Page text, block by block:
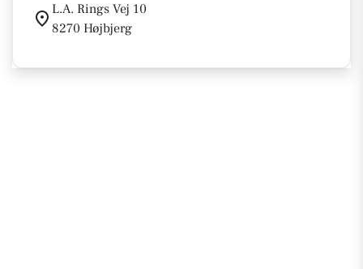
L.A. Rings Vej 10
8270 Højbjerg